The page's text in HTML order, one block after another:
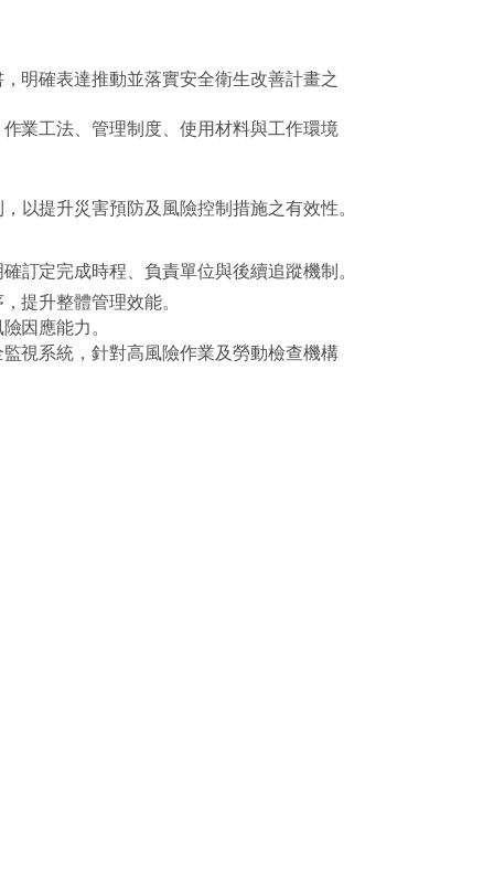
明確表達推動並落實安全衛生改善計畫之
業工法、管理制度、使用材料與工作環境
以提升災害預防及風險控制措施之有效性。
訂定完成時程、負責單位與後續追蹤機制。
提升整體管理效能。
因應能力。
視系統，針對高風險作業及勞動檢查機構